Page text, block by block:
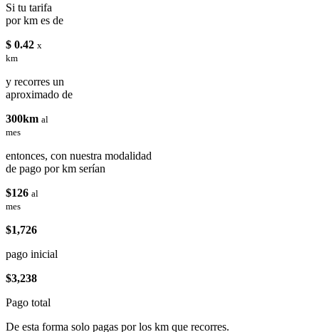
Si tu tarifa
por km es de
$ 0.42 x
km
y recorres un
aproximado de
300km al
mes
entonces, con nuestra modalidad
de pago por km serían
$126 al
mes
$1,726
pago inicial
$3,238
Pago total
De esta forma solo pagas por los km que recorres.